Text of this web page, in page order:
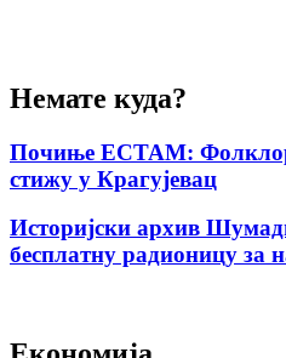
Немате куда?
Почиње ЕСТАМ:
стижу у Крагујевац
Историјски архив
бесплатну радионицу за